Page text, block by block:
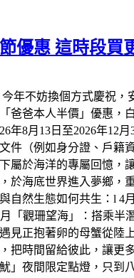
優惠 這時段買
年不妨換個方式慶祝
爸爸本人半價」優惠
年8月13日至2026年
件（例如身分證、戶
屬於海洋的專屬回憶
於海底世界進入夢鄉
然生態如何共生：l
「觀珊望海」：搭乘
正抱著卵的母蟹從陸
把時間留給彼此，讓
」夜間限定點燈，只